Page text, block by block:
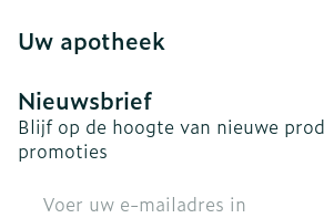
Uw apotheek
Nieuwsbrief
Blijf op de hoogte van nieuwe
promoties